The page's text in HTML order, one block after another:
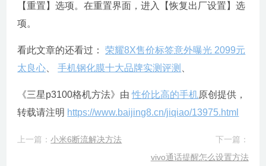
【重置】选项。在重置界面，进入【恢复出厂设置】选
项。
看此文章的还看过：荣耀8X售价标签意外曝光 2099元
太良心 、手机钢化膜十大品牌实测评测
《三星p3100格机方法》由性价比高的手机原创提供，
转载请注明 https://www.baijing8.cn/jiqiao/13975.html
上一篇：小米6断流解决方法
下一篇：
vivo通话提醒怎么设置方法